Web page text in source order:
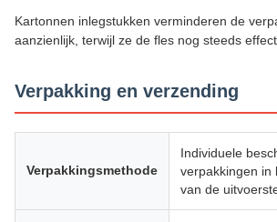
Kartonnen inlegstukken verminderen de
aanzienlijk, terwijl ze de fles nog steeds
Verpakking en verzending
Verpakkingsmethode
Individuele
verpakkingen in
van de